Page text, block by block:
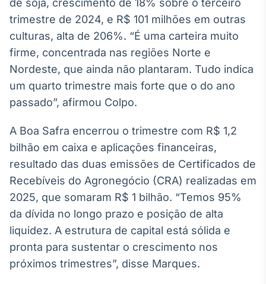
BroadFast
Em breve
Gestão de
Investimentos
Em breve
Tokenização
de ativos
Em breve
de soja, crescimento de 18% sobre o terceiro
trimestre de 2024, e R$ 101 milhões em outras
culturas, alta de 206%. “É uma carteira muito
firme, concentrada nas regiões Norte e
Nordeste, que ainda não plantaram. Tudo indica
um quarto trimestre mais forte que o do ano
passado”, afirmou Colpo.
A Boa Safra encerrou o trimestre com R$ 1,2
bilhão em caixa e aplicações financeiras,
resultado das duas emissões de Certificados de
Recebíveis do Agronegócio (CRA) realizadas em
2025, que somaram R$ 1 bilhão. “Temos 95%
da dívida no longo prazo e posição de alta
liquidez. A estrutura de capital está sólida e
pronta para sustentar o crescimento nos
próximos trimestres”, disse Marques.